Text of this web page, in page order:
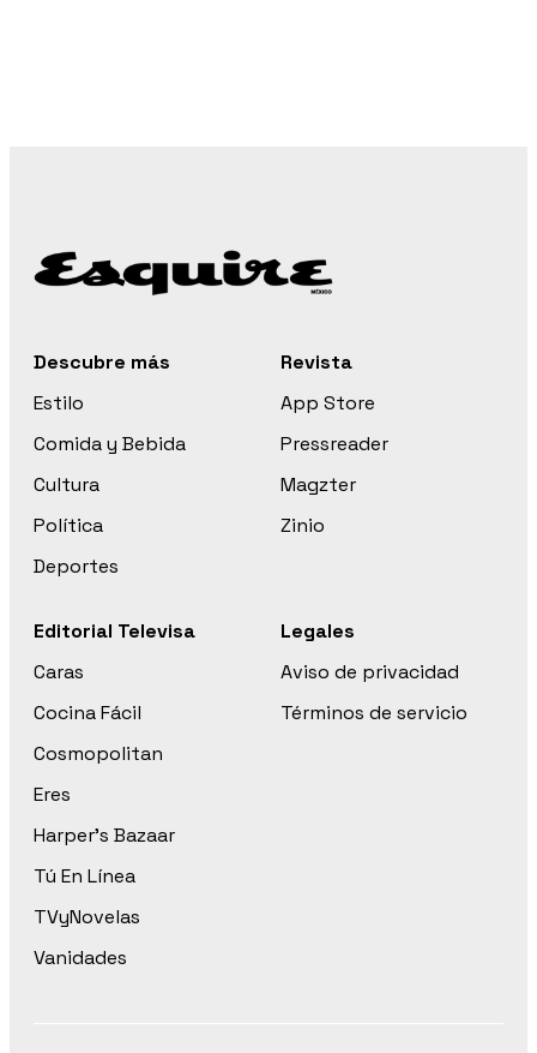
Descubre más
Estilo
Comida y Bebida
Cultura
Política
Deportes
Revista
App Store
Pressreader
Magzter
Zinio
Editorial Televisa
Caras
Cocina Fácil
Cosmopolitan
Eres
Harper’s Bazaar
Tú En Línea
TVyNovelas
Vanidades
Legales
Aviso de privacidad
Términos de servicio